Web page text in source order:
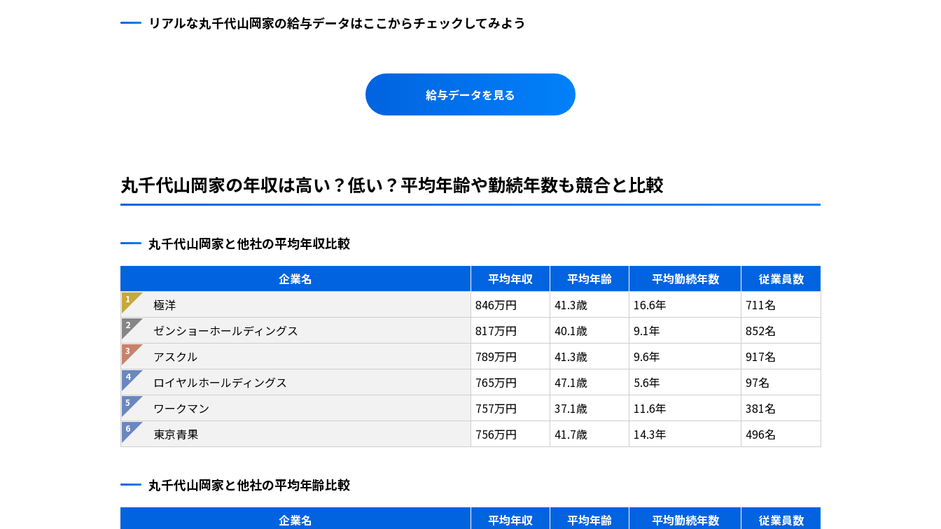
リアルな丸千代山岡家の給与データはここからチェックしてみよう
給与データを見る
丸千代山岡家の年収は高い？低い？平均年齢や勤続年数も競合と比較
丸千代山岡家と他社の平均年収比較
企業名 平均年収 平均年齢 平均勤続年数
従業員数
極洋
846万円 41.3歳 16.6年
711名
ゼンショーホールディングス
817万円 40.1歳 9.1年
852名
アスクル
789万円 41.3歳 9.6年
917名
ロイヤルホールディングス
765万円 47.1歳 5.6年
97名
ワークマン
757万円 37.1歳 11.6年
381名
東京青果
756万円 41.7歳 14.3年 496名
丸千代山岡家と他社の平均年齢比較
企業名 平均年収 平均年齢 平均勤続年数
従業員数